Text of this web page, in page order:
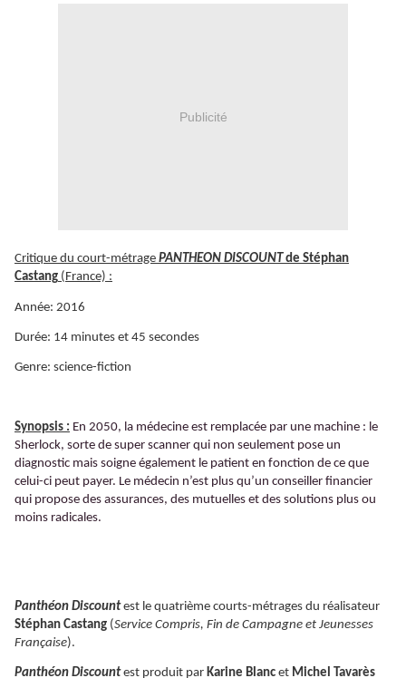
Publicité
Critique du court-métrage PANTHEON DISCOUNT de Stéphan
Castang (France) :
Année: 2016
Durée: 14 minutes et 45 secondes
Genre: science-fiction
Synopsis : En 2050, la médecine est remplacée par une machine : le
Sherlock, sorte de super scanner qui non seulement pose un
diagnostic mais soigne également le patient en fonction de ce que
celui-ci peut payer. Le médecin n’est plus qu’un conseiller financier
qui propose des assurances, des mutuelles et des solutions plus ou
moins radicales.
Panthéon Discountest le quatrième courts-métrages du réalisateur
Stéphan Castang (Service Compris, Fin de Campagne et Jeunesses
Française).
Panthéon Discountest produit par Karine Blanc et Michel Tavarès